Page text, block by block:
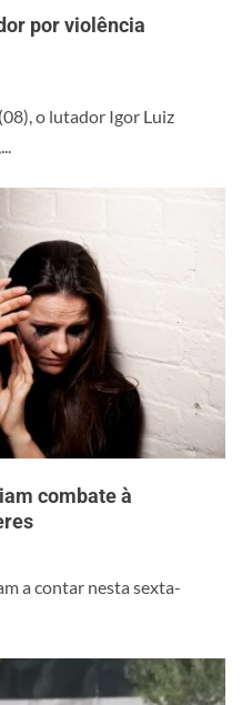
por violência
o lutador Igor Luiz
combate à
a contar nesta sexta-